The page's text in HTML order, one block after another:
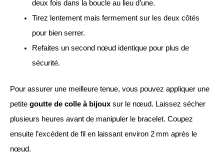
deux fois dans la boucle au lieu d’une.
Tirez lentement mais fermement sur les deux côtés
pour bien serrer.
Refaites un second nœud identique pour plus de
sécurité.
Pour assurer une meilleure tenue, vous pouvez appliquer une
petite goutte de colle à bijoux sur le nœud. Laissez sécher
plusieurs heures avant de manipuler le bracelet. Coupez
ensuite l’excédent de fil en laissant environ 2 mm après le
nœud.